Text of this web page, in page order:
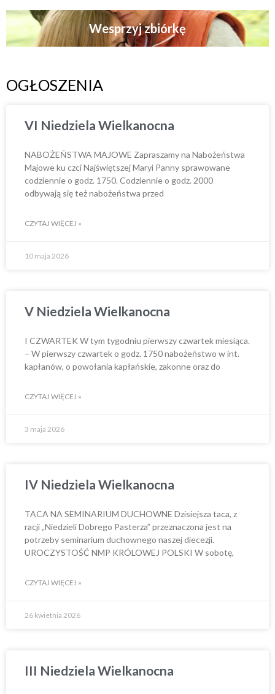
Wesprzyj zbiórkę
OGŁOSZENIA
VI Niedziela Wielkanocna
NABOŻEŃSTWA MAJOWE Zapraszamy na Nabożeństwa
Majowe ku czci Najświętszej Maryi Panny sprawowane
codziennie o godz. 1750. Codziennie o godz. 2000
odbywają się też nabożeństwa przed
CZYTAJ WIĘCEJ »
10 maja 2026
V Niedziela Wielkanocna
I CZWARTEK W tym tygodniu pierwszy czwartek miesiąca.
– W pierwszy czwartek o godz. 1750 nabożeństwo w int.
kapłanów, o powołania kapłańskie, zakonne oraz do
CZYTAJ WIĘCEJ »
3 maja 2026
IV Niedziela Wielkanocna
TACA NA SEMINARIUM DUCHOWNE Dzisiejsza taca, z
racji „Niedzieli Dobrego Pasterza” przeznaczona jest na
potrzeby seminarium duchownego naszej diecezji.
UROCZYSTOŚĆ NMP KRÓLOWEJ POLSKI W sobotę,
CZYTAJ WIĘCEJ »
26 kwietnia 2026
III Niedziela Wielkanocna